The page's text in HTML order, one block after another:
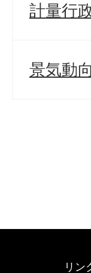
計量行
景気動
リン